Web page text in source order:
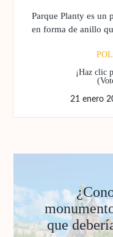
Parque Planty es un
en forma de anillo
¡Haz clic
21 enero
que